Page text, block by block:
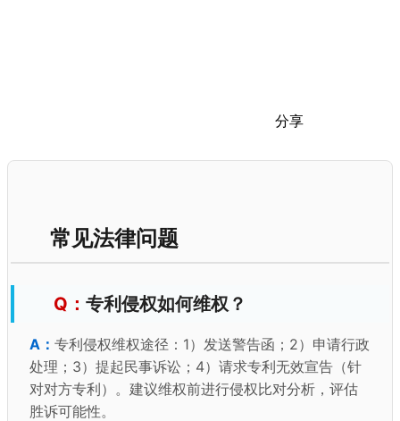
分享
常见法律问题
专利侵权如何维权？
专利侵权维权途径：1）发送警告函；2）申请行政
处理；3）提起民事诉讼；4）请求专利无效宣告（针
对对方专利）。建议维权前进行侵权比对分析，评估
胜诉可能性。